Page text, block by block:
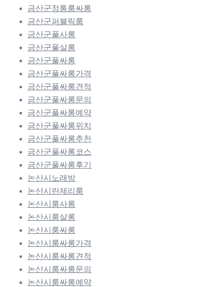
금산군정통룸싸롱
금산군퍼블릭룸
금산군풀사롱
금산군풀살롱
금산군풀싸롱
금산군풀싸롱가격
금산군풀싸롱견적
금산군풀싸롱문의
금산군풀싸롱예약
금산군풀싸롱위치
금산군풀싸롱추천
금산군풀싸롱코스
금산군풀싸롱후기
논산시노래방
논산시란제리룸
논산시룸사롱
논산시룸살롱
논산시룸싸롱
논산시룸싸롱가격
논산시룸싸롱견적
논산시룸싸롱문의
논산시룸싸롱예약